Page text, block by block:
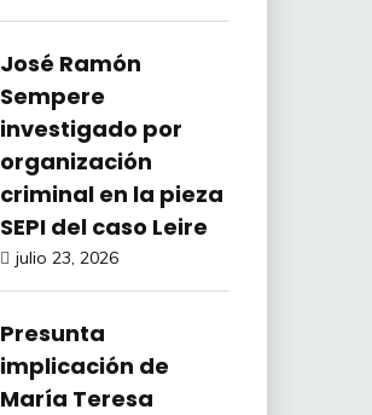
José Ramón
Sempere
investigado por
organización
criminal en la pieza
SEPI del caso Leire
julio 23, 2026
Presunta
implicación de
María Teresa